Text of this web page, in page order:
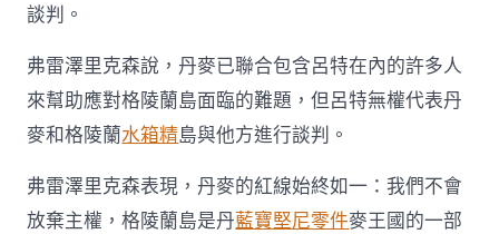
談判。
弗雷澤里克森說，丹麥已聯合包含呂特在內的許多人
來幫助應對格陵蘭島面臨的難題，但呂特無權代表丹
麥和格陵蘭水箱精島與他方進行談判。
弗雷澤里克森表現，丹麥的紅線始終如一：我們不會
放棄主權，格陵蘭島是丹藍寶堅尼零件麥王國的一部